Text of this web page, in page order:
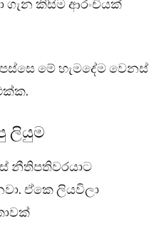
ගැන කිසිම ආරංචියක්
මේ හැමදේම වෙනස්
ලියුම
නීතිපතිවරයාට
ඒකෙ ලියවිලා